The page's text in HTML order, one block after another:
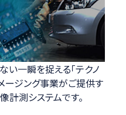
い一瞬を捉える「テクノ
ージング事業がご提供す
計測システムです。